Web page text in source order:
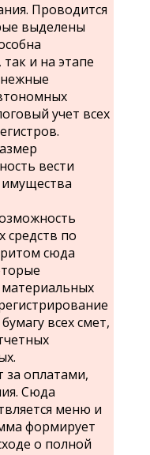
Проводится
выделены
и на этапе
учет всех
вести
средств по
сюда
материальных
всех смет,
за оплатами,
Сюда
меню и
формирует
о полной